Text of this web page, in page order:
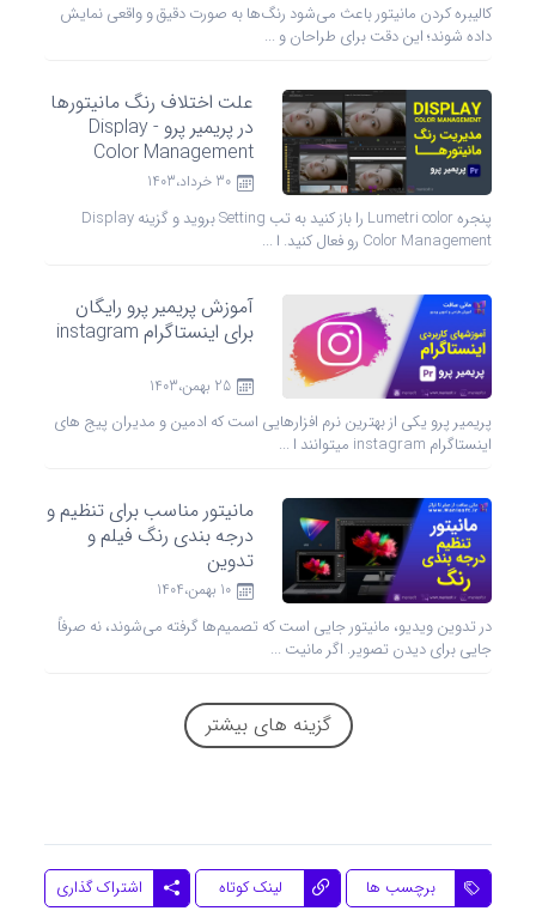
کالیبره کردن مانیتور باعث می‌شود رنگ‌ها به صورت دقیق و واقعی نمایش
داده شوند؛ این دقت برای طراحان و ...
علت اختلاف رنگ مانیتورها
در پریمیر پرو - Display
Color Management
30 خرداد،1403
پنجره Lumetri color را باز کنید به تب Setting بروید و گزینه Display
Color Management رو فعال کنید. ا ...
آموزش پریمیر پرو رایگان
برای اینستاگرام instagram
25 بهمن،1403
پریمیر پرو یکی از بهترین نرم افزارهایی است که ادمین و مدیران پیج های
اینستاگرام instagram میتوانند ا ...
مانیتور مناسب برای تنظیم و
درجه‌ بندی رنگ فیلم و
تدوین
10 بهمن،1404
در تدوین ویدیو، مانیتور جایی است که تصمیم‌ها گرفته می‌شوند، نه صرفاً
جایی برای دیدن تصویر. اگر مانیت ...
گزینه های بیشتر
برچسب ها لینک کوتاه اشتراک گذاری